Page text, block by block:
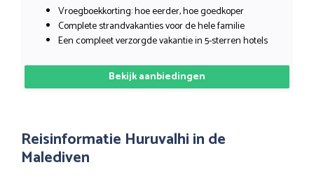
Vroegboekkorting: hoe eerder, hoe goedkoper
Complete strandvakanties voor de hele familie
Een compleet verzorgde vakantie in 5-sterren hotels
Bekijk aanbiedingen
Reisinformatie Huruvalhi in de
Malediven